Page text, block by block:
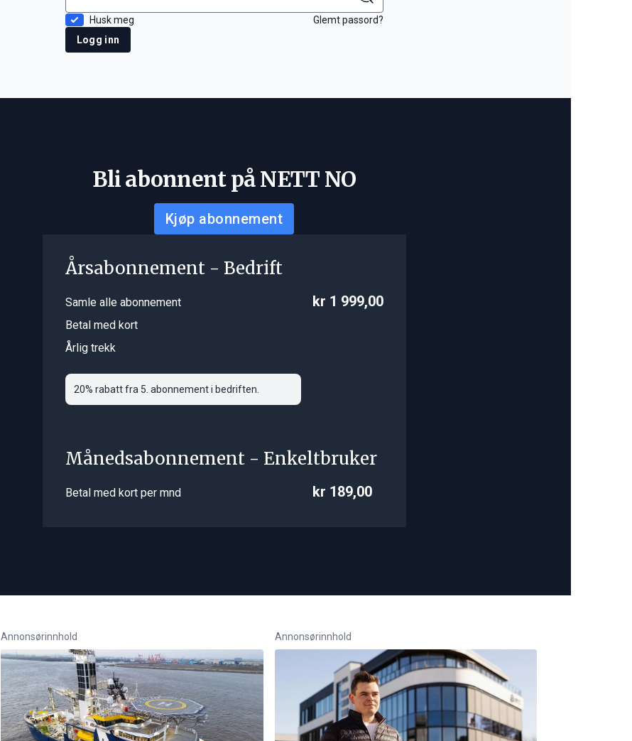
Husk meg
Glemt passord?
Logg inn
Bli abonnent på NETT NO
Kjøp abonnement
Årsabonnement - Bedrift
Samle alle abonnement
Betal med kort
Årlig trekk
20% rabatt fra 5. abonnement i bedriften.
kr 1 999,00
Månedsabonnement - Enkeltbruker
Betal med kort per mnd kr 189,00
Annonsørinnhold Annonsørinnhold